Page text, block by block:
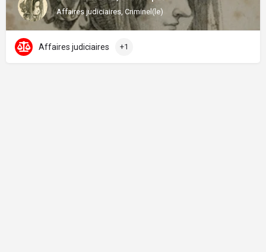
Affaires judiciaires, Criminel(le)
Affaires judiciaires +1